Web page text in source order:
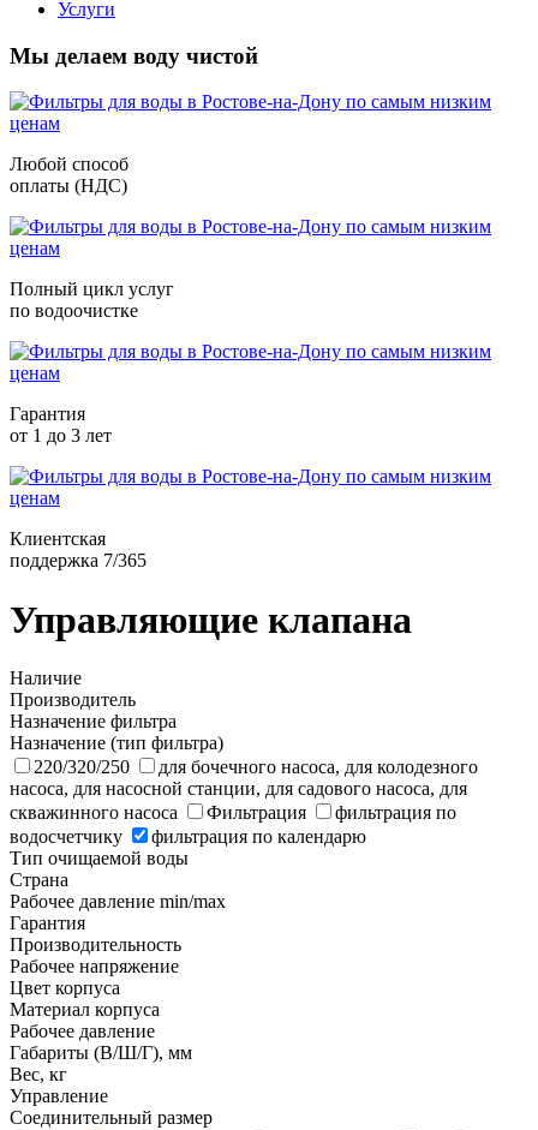
Услуги
Мы делаем воду чистой
Любой способ
оплаты (НДС)
Полный цикл услуг
по водоочистке
Гарантия
от 1 до 3 лет
Клиентская
поддержка 7/365
Управляющие клапана
Наличие
Производитель
Назначение фильтра
Назначение (тип фильтра)
220/320/250
для бочечного насоса, для колодезного
насоса, для насосной станции, для садового насоса, для
скважинного насоса
Фильтрация
фильтрация по
водосчетчику
фильтрация по календарю
Тип очищаемой воды
Страна
Рабочее давление min/max
Гарантия
Производительность
Рабочее напряжение
Цвет корпуса
Материал корпуса
Рабочее давление
Габариты (В/Ш/Г), мм
Вес, кг
Управление
Соединительный размер